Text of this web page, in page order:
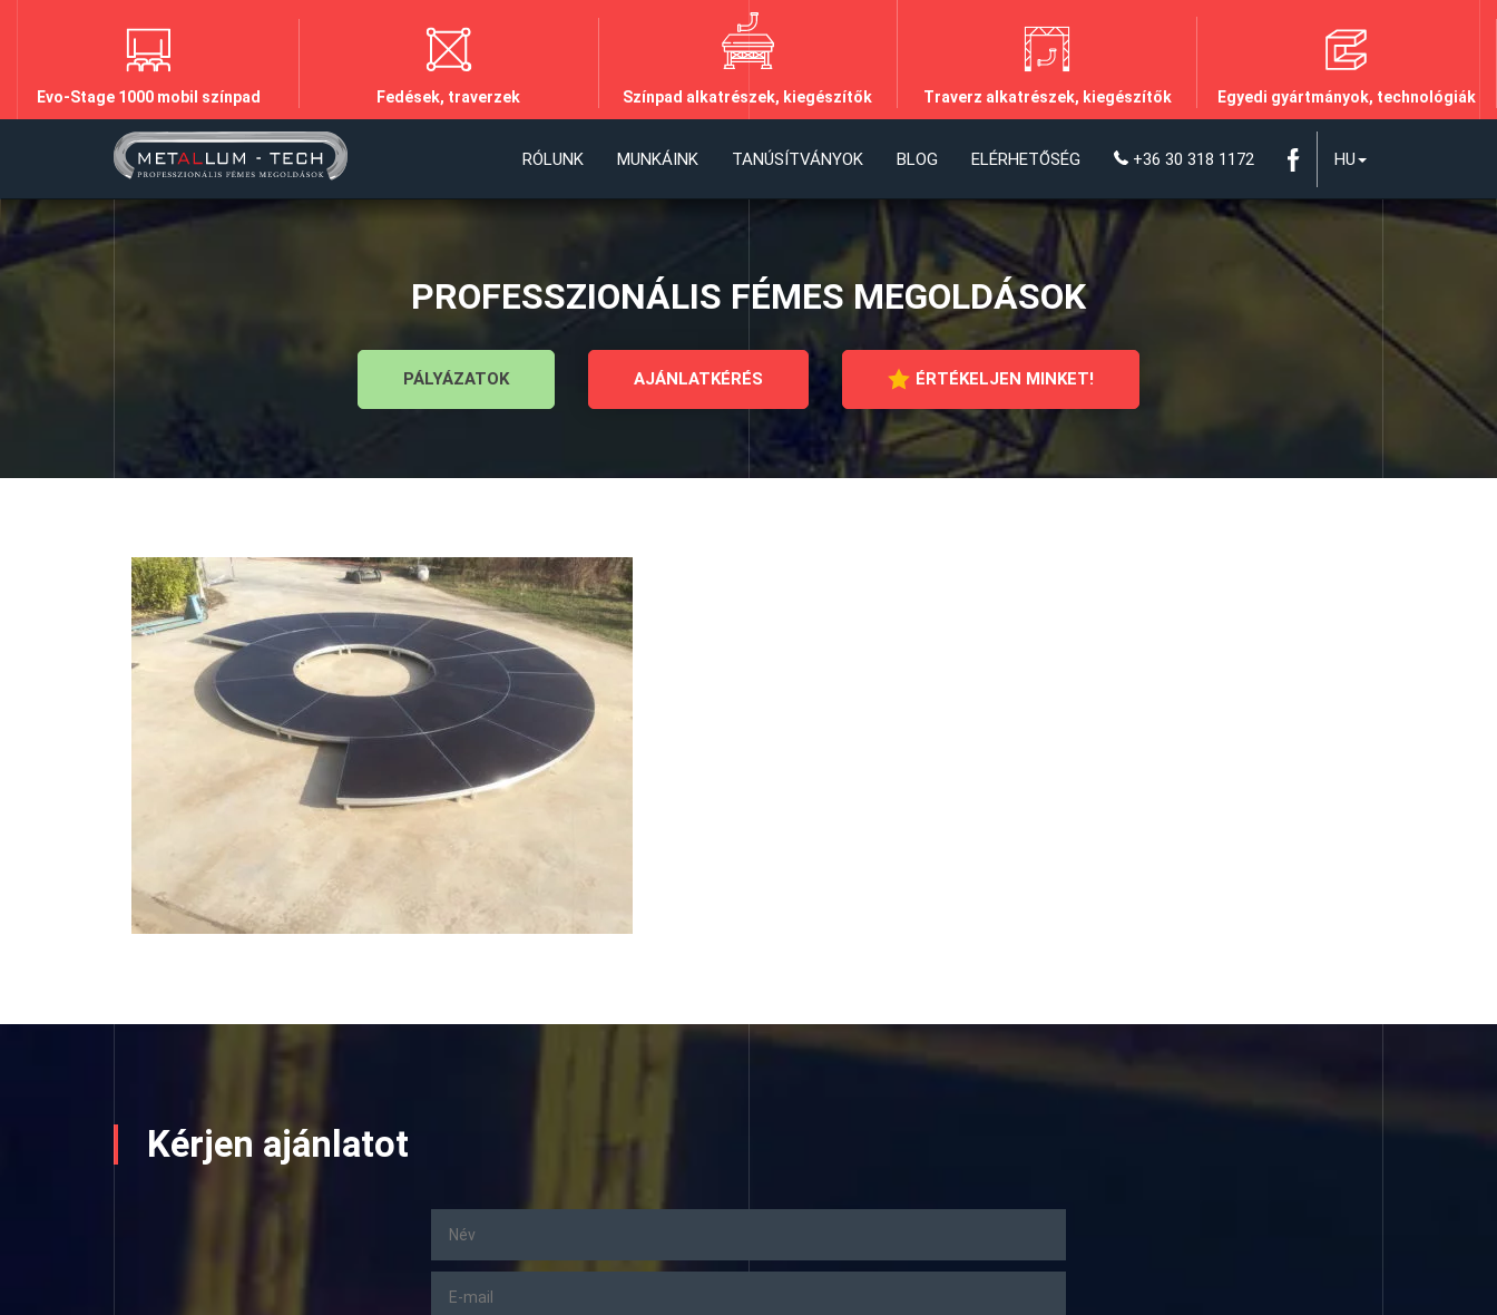
Evo-Stage 1000 mobil színpad Fedések, traverzek Színpad alkatrészek, kiegészítők Traverz alkatrészek, kiegészítők Egyedi gyártmányok, technológiák
RÓLUNK MUNKÁINK TANÚSÍTVÁNYOK BLOG ELÉRHETŐSÉG +36 30 318 1172 HU
PROFESSZIONÁLIS FÉMES MEGOLDÁSOK
PÁLYÁZATOK AJÁNLATKÉRÉS ÉRTÉKELJEN MINKET!
Kérjen ajánlatot